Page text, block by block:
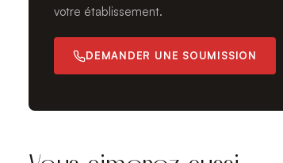
votre établissement.
DEMANDER UNE SOUMISSION